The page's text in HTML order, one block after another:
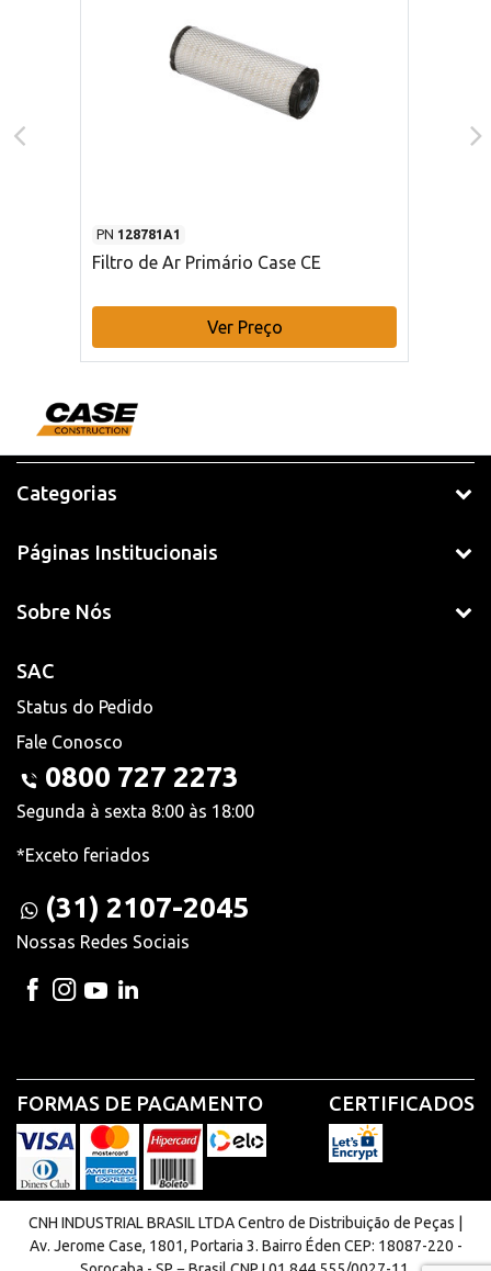
PN 128781A1
Filtro de Ar Primário Case CE
Ver Preço
Categorias
Páginas Institucionais
Sobre Nós
SAC
Status do Pedido
Fale Conosco
0800 727 2273
Segunda à sexta 8:00 às 18:00
*Exceto feriados
(31) 2107-2045
Nossas Redes Sociais
FORMAS DE PAGAMENTO CERTIFICADOS
CNH INDUSTRIAL BRASIL LTDA Centro de Distribuição de Peças |
Av. Jerome Case, 1801, Portaria 3. Bairro Éden CEP: 18087-220 -